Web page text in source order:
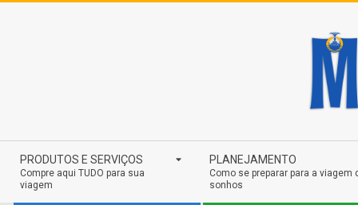
Navigation
Menu
PRODUTOS E SERVIÇOS
Compre aqui TUDO para sua
viagem
PLANEJAMENTO
Como se preparar para a viagem
sonhos